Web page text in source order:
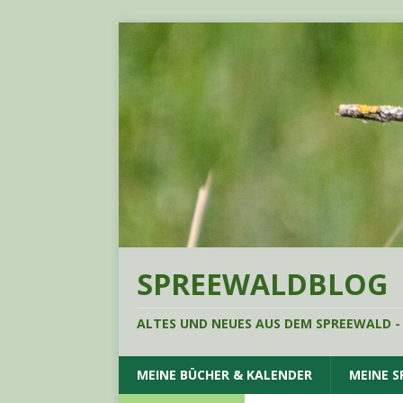
SPREEWALDBLOG
ALTES UND NEUES AUS DEM SPREEWALD
MEINE BÜCHER & KALENDER MEINE